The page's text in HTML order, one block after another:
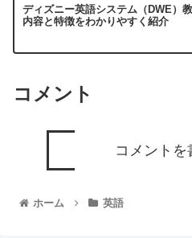
ディズニー英語システム（DWE）
内容と特徴をわかりやすく紹介
コメント
コメントを
ホーム 英語